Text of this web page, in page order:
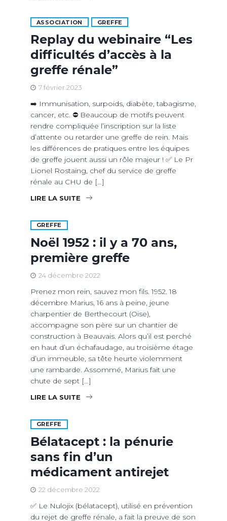
ASSOCIATION GREFFE
Replay du webinaire “Les
difficultés d’accès à la
greffe rénale”
7 février 2023
➡️ Immunisation, surpoids, diabète, tabagisme,
cancer, etc. ⛔️ Beaucoup de motifs peuvent
rendre compliquée l’inscription sur la liste
d’attente ou retarder une greffe de rein. Mais
les différences de pratiques entre les équipes
de greffe jouent aussi un rôle majeur ! ✅ Le Pr
Lionel Rostaing, chef du service de greffe
rénale au CHU de […]
LIRE LA SUITE
GREFFE
Noël 1952 : il y a 70 ans,
première greffe
24 décembre 2022
Prenez mon rein, sauvez mon fils. 1952. 18
décembre Marius, 16 ans à peine, jeune
charpentier de Berthecourt (Oise),
accompagne son père sur un chantier de
construction à Beauvais. Alors qu’il est perché
en haut d’un échafaudage, au troisième étage
d’un immeuble, sa tête heurte violemment
une rambarde. Assommé, Marius fait une
chute de sept […]
LIRE LA SUITE
GREFFE
Bélatacept : la pénurie
sans fin d’un
médicament antirejet
22 décembre 2022
✅ Le Nulojix (bélatacept), utilisé en prévention
du rejet de greffe rénale, a fait la preuve de son